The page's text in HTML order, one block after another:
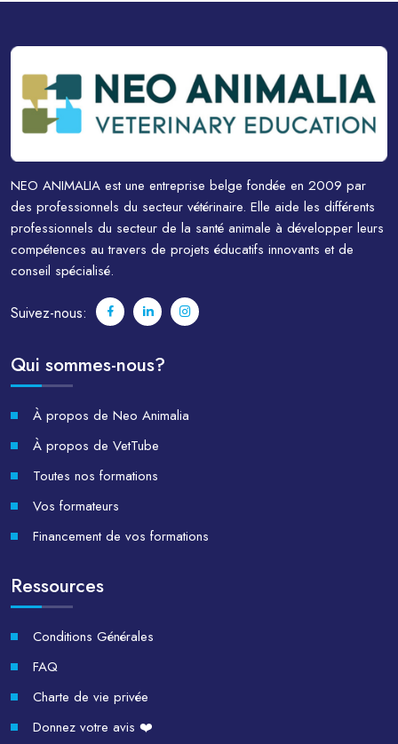
NEO ANIMALIA est une entreprise belge fondée en 2009 par
des professionnels du secteur vétérinaire. Elle aide les différents
professionnels du secteur de la santé animale à développer leurs
compétences au travers de projets éducatifs innovants et de
conseil spécialisé.
Suivez-nous:
Qui sommes-nous?
À propos de Neo Animalia
À propos de VetTube
Toutes nos formations
Vos formateurs
Financement de vos formations
Ressources
Conditions Générales
FAQ
Charte de vie privée
Donnez votre avis ❤️